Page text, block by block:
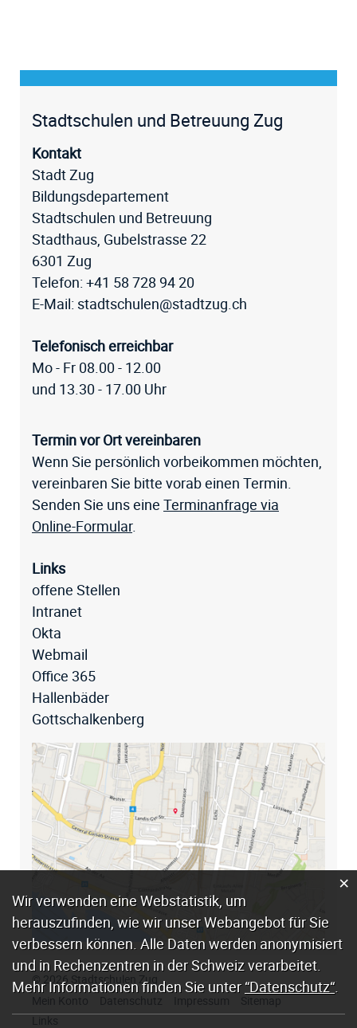
Stadtschulen und Betreuung Zug
Kontakt
Stadt Zug
Bildungsdepartement
Stadtschulen und Betreuung
Stadthaus, Gubelstrasse 22
6301 Zug
Telefon: +41 58 728 94 20
E-Mail: stadtschulen@stadtzug.ch
Telefonisch erreichbar
Mo - Fr 08.00 - 12.00
und 13.30 - 17.00 Uhr
Termin vor Ort vereinbaren
Wenn Sie persönlich vorbeikommen möchten,
vereinbaren Sie bitte vorab einen Termin.
Senden Sie uns eine Terminanfrage via
Online-Formular.
Links
offene Stellen
Intranet
Okta
Webmail
Office 365
Hallenbäder
Gottschalkenberg
© 2026 Stadtschulen Zug
Mein Konto
Datenschutz Impressum
Sitemap
Links
Webstatistik
Wir verwenden eine Webstatistik, um
herauszufinden, wie wir unser Webangebot für Sie
verbessern können. Alle Daten werden anonymisiert
und in Rechenzentren in der Schweiz verarbeitet.
Mehr Informationen finden Sie unter“Datenschutz“.
×